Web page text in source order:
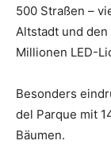
500 Straßen –
Altstadt und
Millionen LED-
Besonders
del Parque mit
Bäumen.